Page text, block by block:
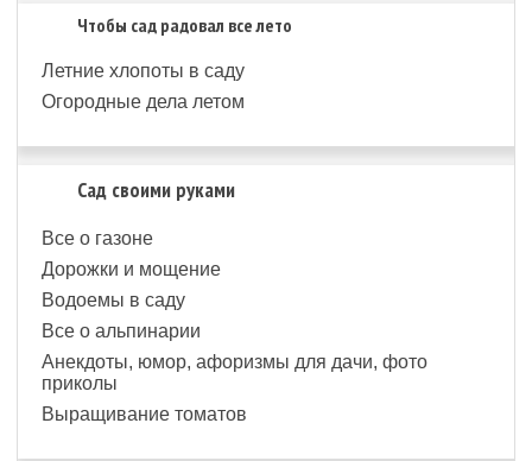
Чтобы сад радовал все лето
Летние хлопоты в саду
Огородные дела летом
Сад своими руками
Все о газоне
Дорожки и мощение
Водоемы в саду
Все о альпинарии
Анекдоты, юмор, афоризмы для дачи, фото
приколы
Выращивание томатов